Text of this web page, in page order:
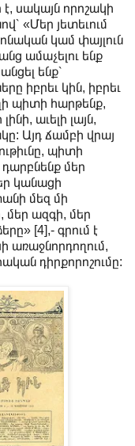
սակայն որոշակի
«Մեր յետեւում
կամ փայլուն
ամաչելու ենք
ենք՝
իբրեւ կին, իբրեւ
պիտի հարթենք,
աւելի լայն,
Այդ ճամբի վրայ
պիտի
մեր
կանացի
մեզ մի
մեր ազգի, մեր
[4],- գրում է
առաջնորդողում,
դիրքորոշումը: